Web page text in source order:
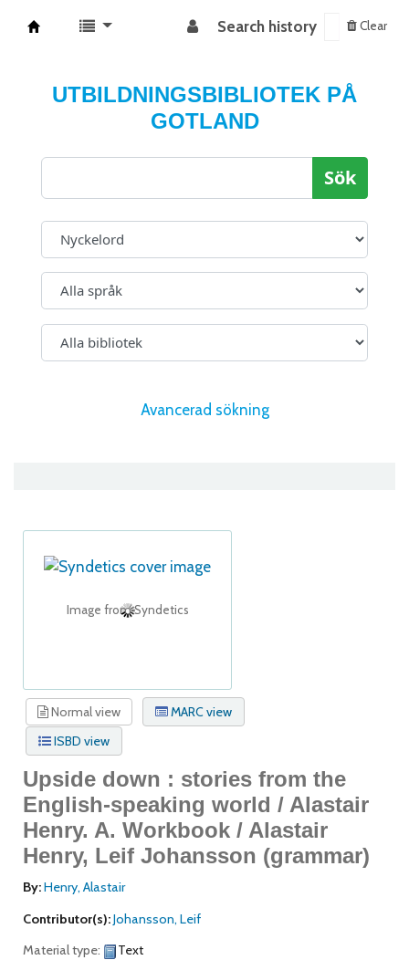
Search history Clear
UTBILDNINGSBIBLIOTEK PÅ
GOTLAND
Sök
Avancerad sökning
Image from Syndetics
Normal view
MARC view
ISBD view
Upside down : stories from the
English-speaking world / Alastair
Henry. A. Workbook / Alastair
Henry, Leif Johansson (grammar)
By:Henry, Alastair
Contributor(s):Johansson, Leif
Material type:
Text